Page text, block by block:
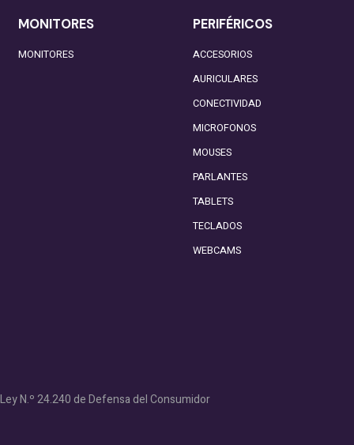
MONITORES
MONITORES
PERIFÉRICOS
ACCESORIOS
AURICULARES
CONECTIVIDAD
MICROFONOS
MOUSES
PARLANTES
TABLETS
TECLADOS
WEBCAMS
N.º 24.240 de Defensa del Consumidor